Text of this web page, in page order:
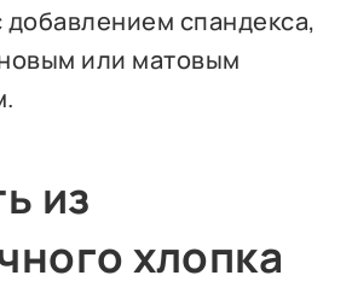
спандекса,
или матовым
из
хлопка